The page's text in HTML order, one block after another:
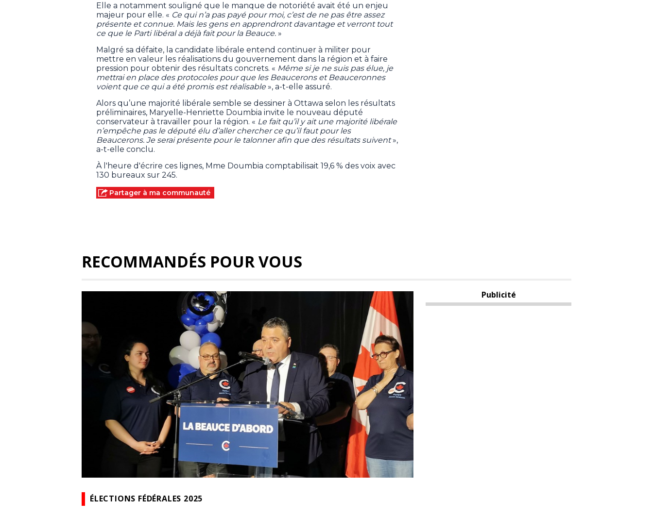
Elle a notamment souligné que le manque de notoriété avait été un enjeu
majeur pour elle. « Ce qui n’a pas payé pour moi, c’est de ne pas être assez
présente et connue. Mais les gens en apprendront davantage et verront tout
ce que le Parti libéral a déjà fait pour la Beauce. »
Malgré sa défaite, la candidate libérale entend continuer à militer pour
mettre en valeur les réalisations du gouvernement dans la région et à faire
pression pour obtenir des résultats concrets. « Même si je ne suis pas élue, je
mettrai en place des protocoles pour que les Beaucerons et Beauceronnes
voient que ce qui a été promis est réalisable», a-t-elle assuré.
Alors qu’une majorité libérale semble se dessiner à Ottawa selon les résultats
préliminaires, Maryelle-Henriette Doumbia invite le nouveau député
conservateur à travailler pour la région. « Le fait qu’il y ait une majorité libérale
n’empêche pas le député élu d’aller chercher ce qu’il faut pour les
Beaucerons. Je serai présente pour le talonner afin que des résultats suivent»,
a-t-elle conclu.
À l'heure d'écrire ces lignes, Mme Doumbia comptabilisait 19,6 % des voix avec
130 bureaux sur 245.
Partager à ma communauté
RECOMMANDÉS POUR VOUS
ÉLECTIONS FÉDÉRALES 2025
Publicité